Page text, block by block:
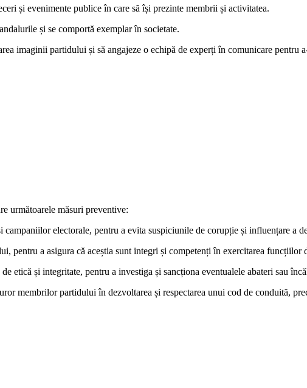
și evenimente publice în care să își prezinte membrii și activitatea.
și se comportă exemplar în societate.
imaginii partidului și să angajeze o echipă de experți în comunicare pentru
următoarele măsuri preventive:
electorale, pentru a evita suspiciunile de corupție și influențare a
pentru a asigura că aceștia sunt integri și competenți în exercitarea funcțiilor
etică și integritate, pentru a investiga și sancționa eventualele abateri sau
membrilor partidului în dezvoltarea și respectarea unui cod de conduită,